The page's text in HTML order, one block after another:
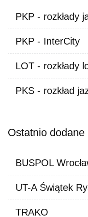
PKP - rozkłady
PKP - InterCity
LOT - rozkłady
PKS - rozkład
Ostatnio dodane
BUSPOL
UT-A Świątek
TRAKO